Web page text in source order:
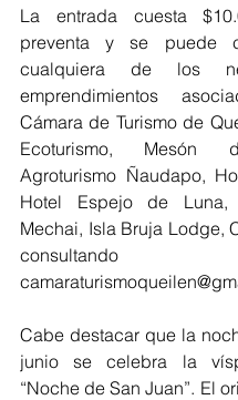
La entrada cuesta
preventa y se puede
cualquiera de los
emprendimientos
Cámara de Turismo de
Ecoturismo, Mesón
Agroturismo Ñaudapo,
Hotel Espejo de Luna,
Mechai, Isla Bruja Lodge,
Cabe destacar que la
junio se celebra la
“Noche de San Juan”. El